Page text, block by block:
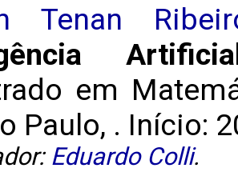
Tenan
em
Paulo, . Início:
Eduardo Colli.